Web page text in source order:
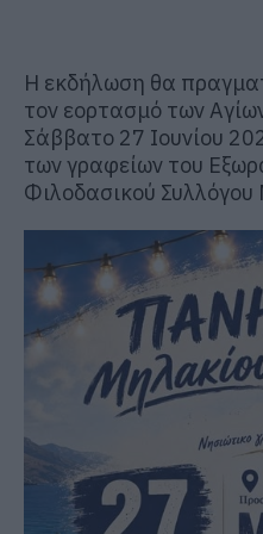
Η εκδήλωση θα
τον εορτασμό των
Σάββατο 27 Ιουνίου
των γραφείων του
Φιλοδασικού Συλλόγου